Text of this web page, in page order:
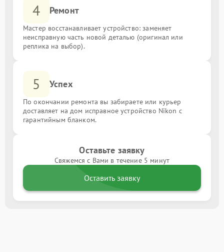
4 Ремонт
Мастер восстанавливает устройство: заменяет
неисправную часть новой деталью (оригинал или
реплика на выбор).
5 Успех
По окончании ремонта вы забираете или курьер
доставляет на дом исправное устройство Nikon с
гарантийным бланком.
Оставьте заявку
Свяжемся с Вами в течение 5 минут
Оставить заявку